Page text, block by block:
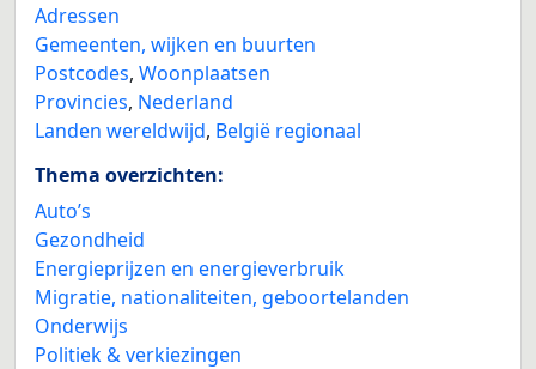
Adressen
Gemeenten, wijken en buurten
Postcodes, Woonplaatsen
Provincies, Nederland
Landen wereldwijd, België regionaal
Thema overzichten:
Auto’s
Gezondheid
Energieprijzen en energieverbruik
Migratie, nationaliteiten, geboortelanden
Onderwijs
Politiek & verkiezingen